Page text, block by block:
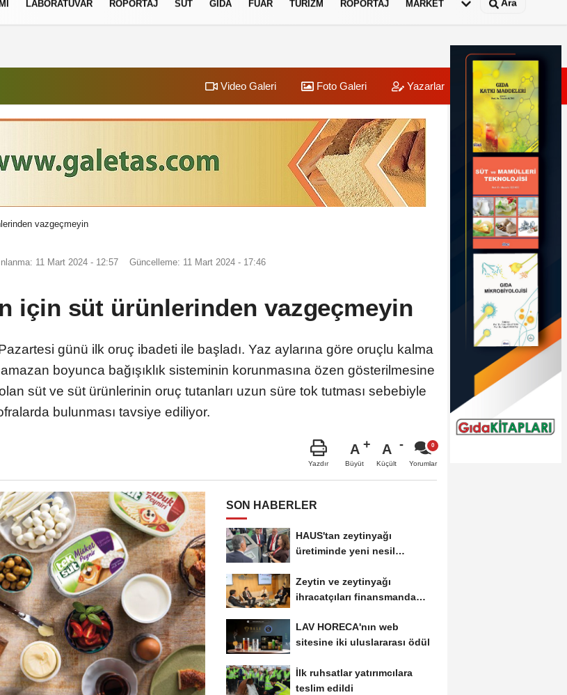
LABORATUVAR RÖPORTAJ SÜT GIDA FUAR TURIZM RÖPORTAJ MARKET Ara
Video Galeri Foto Galeri Yazarlar Üye Paneli
vazgeçmeyin
11 Mart 2024 - 12:57 Güncelleme: 11 Mart 2024 - 17:46
için süt ürünlerinden vazgeçmeyin
günü ilk oruç ibadeti ile başladı. Yaz aylarına göre oruçlu kalma
boyunca bağışıklık sisteminin korunmasına özen gösterilmesine
süt ve süt ürünlerinin oruç tutanları uzun süre tok tutması sebebiyle
bulunması tavsiye ediliyor.
Yazdır
A
Büyüt
A
Küçült Yorumlar
SON HABERLER
HAUS'tan zeytinyağı
üretiminde yeni nesil
Zeytin ve zeytinyağı
ihracatçıları finansmanda
LAV HORECA'nın web
sitesine iki uluslararası ödül
İlk ruhsatlar yatırımcılara
teslim edildi